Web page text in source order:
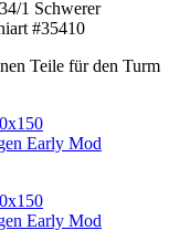
Teile für den Turm